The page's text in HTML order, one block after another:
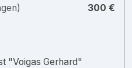
300 €
"Voigas Gerhard"